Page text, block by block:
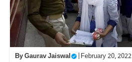
ByGaurav Jaiswal February 20, 2022